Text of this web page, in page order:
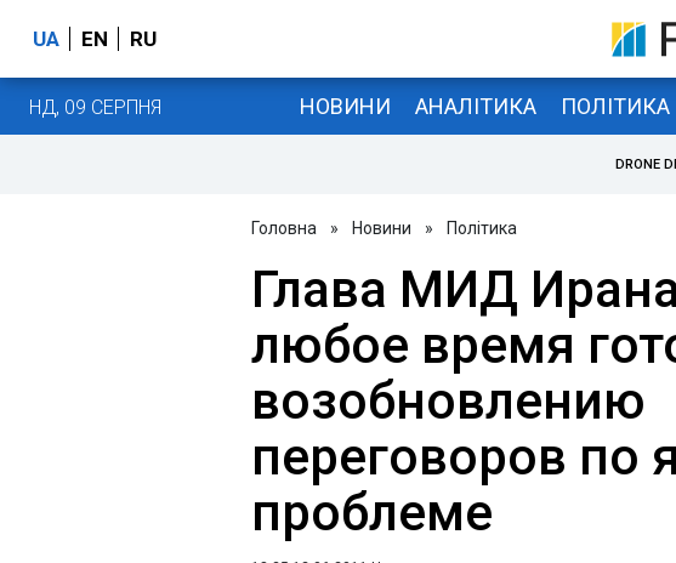
UA EN RU
НД, 09 СЕРПНЯ НОВИНИ АНАЛІТИКА ПОЛІТИКА
DRONE
Головна » Новини » Політика
Глава МИД
любое время
возобновлению
переговоров по
проблеме